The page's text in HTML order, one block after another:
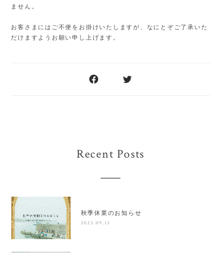
ません。
お客さまにはご不便をお掛けいたしますが、なにとぞご了承いた
だけますようお願い申し上げます。
Recent Posts
秋季休業のお知らせ
2025.09.13